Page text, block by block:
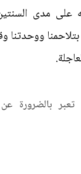
مدى السنتين
ووحدتنا
تعبر بالضرورة